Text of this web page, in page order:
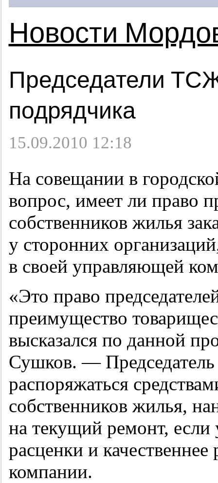
Новости
Председатели
подрядчика
15.09.2010 12:18
На совещании в
вопрос, имеет ли право
собственников жилья
у сторонних
в своей управляющей
«Это право
преимущество
высказался по данной
Сушков. —
распоряжаться
собственников жилья,
на текущий ремонт, если
расценки и
компании.